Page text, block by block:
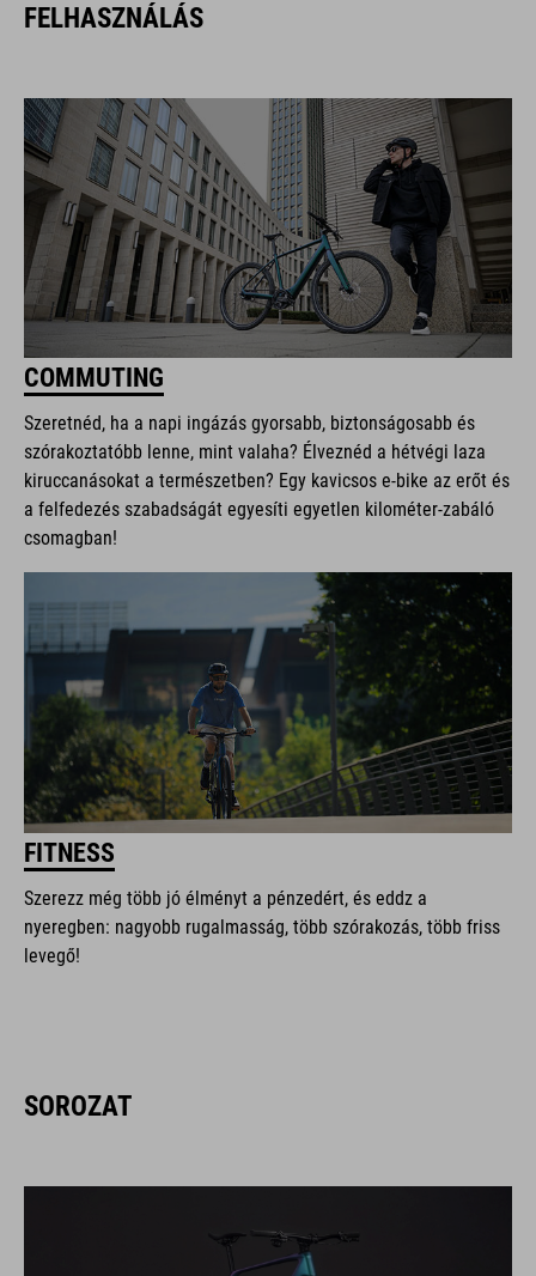
FELHASZNÁLÁS
COMMUTING
Szeretnéd, ha a napi ingázás gyorsabb, biztonságosabb és
szórakoztatóbb lenne, mint valaha? Élveznéd a hétvégi laza
kiruccanásokat a természetben? Egy kavicsos e-bike az erőt és
a felfedezés szabadságát egyesíti egyetlen kilométer-zabáló
csomagban!
FITNESS
Szerezz még több jó élményt a pénzedért, és eddz a
nyeregben: nagyobb rugalmasság, több szórakozás, több friss
levegő!
SOROZAT